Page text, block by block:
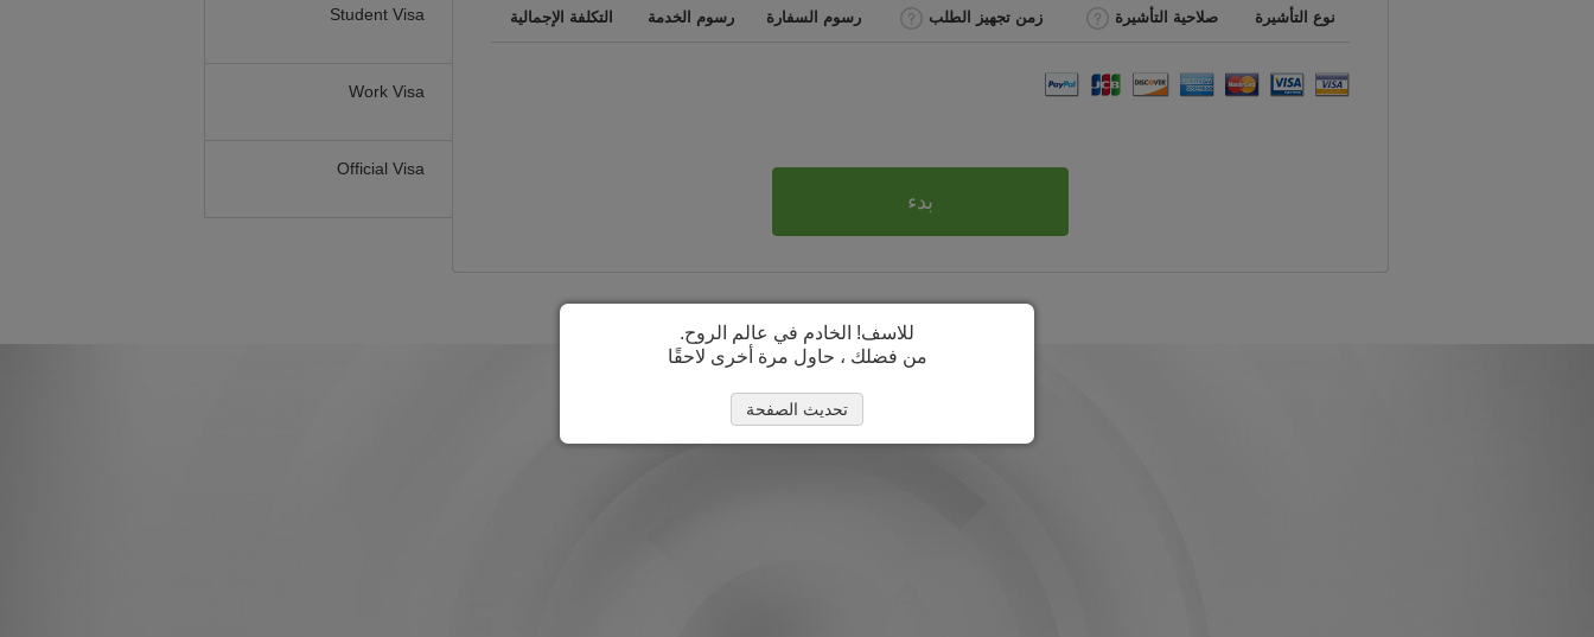
Student Visa
Work Visa
Official Visa
نوع التأشيرة صلاحية التأشيرة زمن تجهيز الطلب رسوم السفارة رسوم الخدمة التكلفة الإجمالية
بدء
للاسف! الخادم في عالم الروح.
من فضلك ، حاول مرة أخرى لاحقًا
تحديث الصفحة